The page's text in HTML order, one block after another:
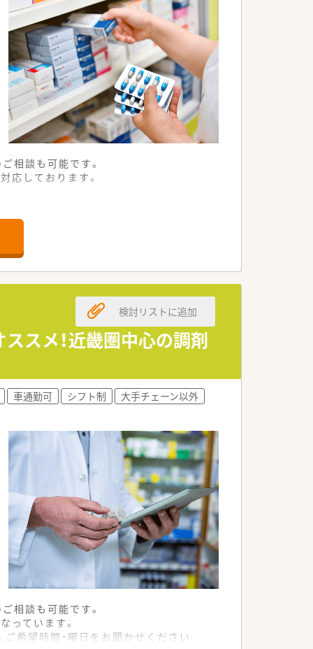
相談も可能です。
応しております。
スメ！近畿圏中心の調剤
検討リストに追加
車通勤可 シフト制 大手チェーン以外
相談も可能です。
っています。
希望時間・曜日をお聞かせください